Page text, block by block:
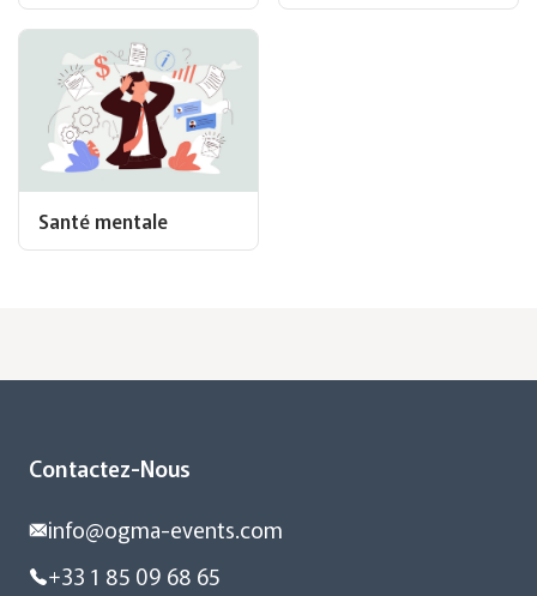
Santé mentale
Contactez-Nous
info@ogma-events.com
+33 1 85 09 68 65